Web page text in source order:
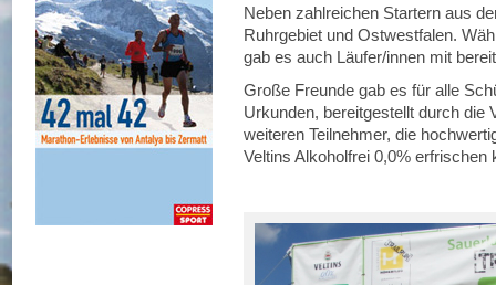
Neben zahlreichen Startern aus
Ruhrgebiet und Ostwestfalen.
gab es auch Läufer/innen mit
Große Freunde gab es für alle
Urkunden, bereitgestellt durch die
weiteren Teilnehmer, die
Veltins Alkoholfrei 0,0% erfrischen